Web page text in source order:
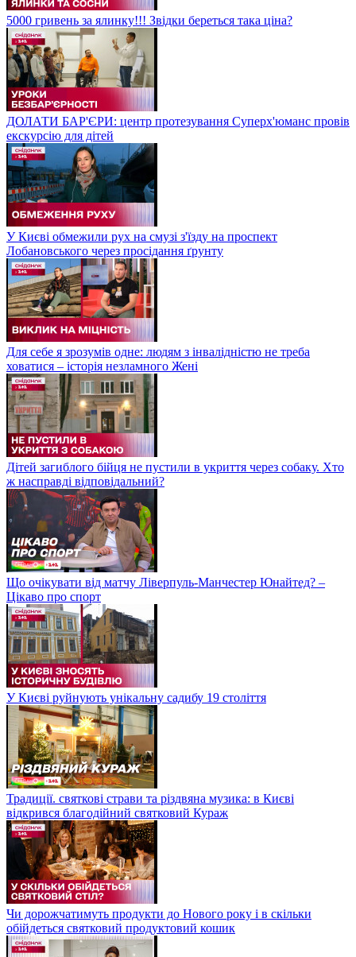
5000 гривень за ялинку!!! Звідки береться така ціна?
ДОЛАТИ БАР'ЄРИ: центр протезування Суперх'юманс провів
екскурсію для дітей
У Києві обмежили рух на смузі з'їзду на проспект
Лобановського через просідання ґрунту
Для себе я зрозумів одне: людям з інвалідністю не треба
ховатися – історія незламного Жені
Дітей загиблого бійця не пустили в укриття через собаку. Хто
ж насправді відповідальний?
Що очікувати від матчу Ліверпуль-Манчестер Юнайтед? –
Цікаво про спорт
У Києві руйнують унікальну садибу 19 століття
Традиції. святкові страви та різдвяна музика: в Києві
відкрився благодійний святковий Кураж
Чи дорожчатимуть продукти до Нового року і в скільки
обійдеться святковий продуктовий кошик